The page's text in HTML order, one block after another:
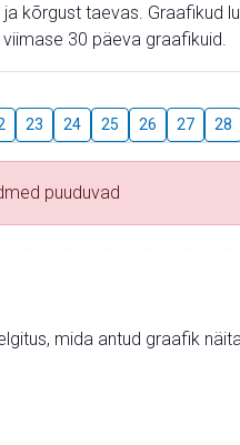
kõrgust taevas. Graafikud
30 päeva graafikuid.
23 24 25 26 27 28
puuduvad
mida antud graafik